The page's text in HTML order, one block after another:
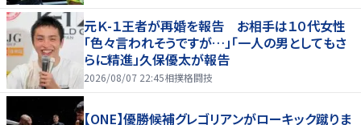
元Ｋ-１王者が再婚を報告 お相手は１０代女性
「色々言われそうですが…」「一人の男としてもさ
らに精進」久保優太が報告
2026/08/07 22:45相撲格闘技
【ONE】優勝候補グレゴリアンがローキック蹴りま